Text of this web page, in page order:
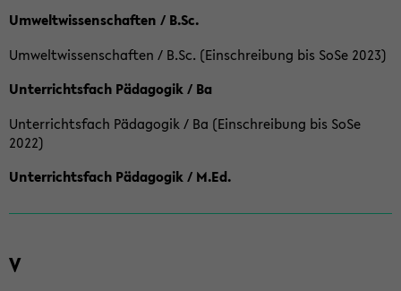
Umweltwissenschaften / B.Sc.
Umweltwissenschaften / B.Sc. (Einschreibung bis SoSe 2023)
Unterrichtsfach Pädagogik / Ba
Unterrichtsfach Pädagogik / Ba (Einschreibung bis SoSe
2022)
Unterrichtsfach Pädagogik / M.Ed.
V